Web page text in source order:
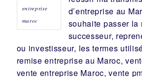
entreprise
maroc
d’entreprise au
souhaite passer la
successeur,
ou investisseur, les termes
remise entreprise au Maroc,
vente entreprise Maroc, vente